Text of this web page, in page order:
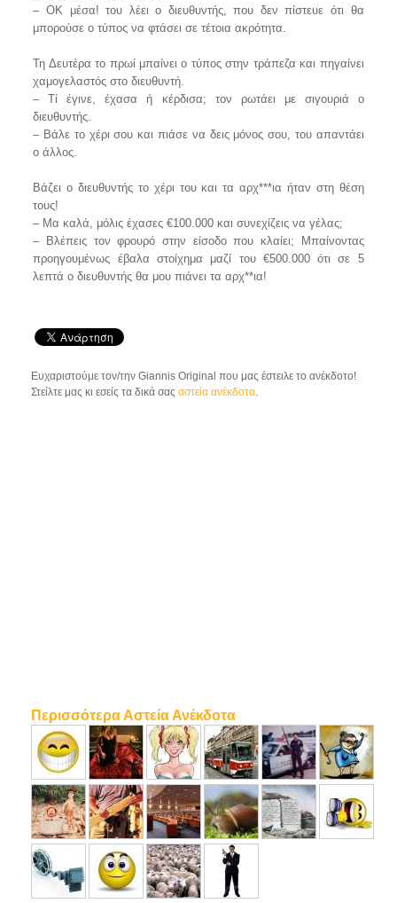
– ΟΚ μέσα! του λέει ο διευθυντής, που δεν πίστευε ότι θα
μπορούσε ο τύπος να φτάσει σε τέτοια ακρότητα.
Τη Δευτέρα το πρωί μπαίνει ο τύπος στην τράπεζα και πηγαίνει
χαμογελαστός στο διευθυντή.
– Τί έγινε, έχασα ή κέρδισα; τον ρωτάει με σιγουριά ο
διευθυντής.
– Bάλε το χέρι σου και πιάσε να δεις μόνος σου, του απαντάει
ο άλλος.
Bάζει ο διευθυντής το χέρι του και τα αρχ***ια ήταν στη θέση
τους!
– Mα καλά, μόλις έχασες €100.000 και συνεχίζεις να γέλας;
– Βλέπεις τον φρουρό στην είσοδο που κλαίει; Μπαίνοντας
προηγουμένως έβαλα στοίχημα μαζί του €500.000 ότι σε 5
λεπτά ο διευθυντής θα μου πιάνει τα αρχ**ια!
Ευχαριστούμε τον/την Giannis Original που μας έστειλε το ανέκδοτο!
Στείλτε μας κι εσείς τα δικά σαςαστεία ανέκδοτα.
Περισσότερα Αστεία Ανέκδοτα